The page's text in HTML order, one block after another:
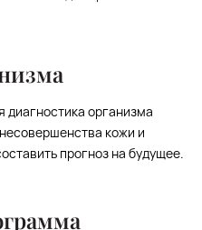
диагностика организма
кожи и
прогноз на будущее.